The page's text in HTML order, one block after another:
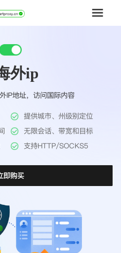
外ip
IP地址，访问国际内容
提供城市、州级别定位
无限会话、带宽和目标
支持HTTP/SOCKS5
即购买